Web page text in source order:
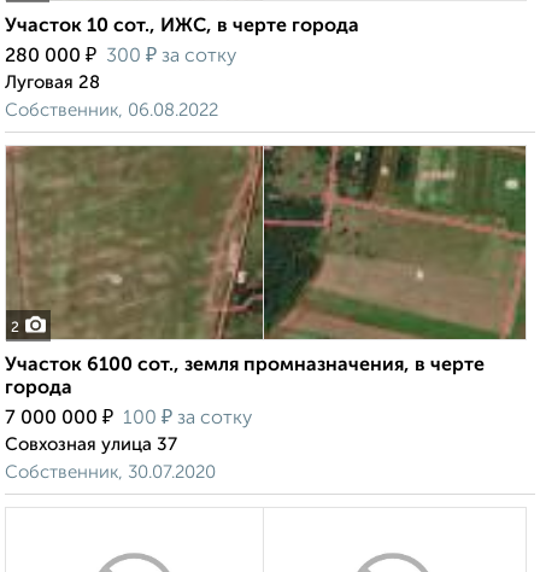
Участок 10 сот., ИЖС, в черте города
280 000 ₽ 300 ₽ за сотку
Луговая 28
Собственник, 06.08.2022
2
Участок 6100 сот., земля промназначения, в черте
города
7 000 000 ₽ 100 ₽ за сотку
Совхозная улица 37
Собственник, 30.07.2020